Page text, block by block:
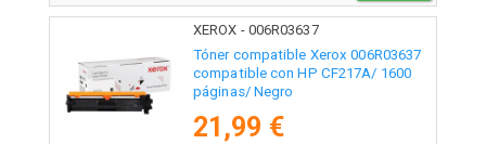
XEROX - 006R03637
Tóner compatible Xerox 006R03637
compatible con HP CF217A/ 1600
páginas/ Negro
21,99 €